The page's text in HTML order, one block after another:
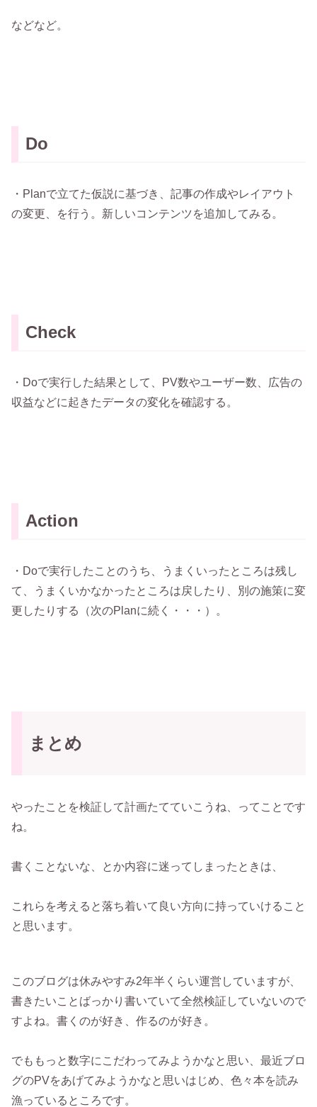
などなど。
Do
・Planで立てた仮説に基づき、記事の作成やレイアウト
の変更、を行う。新しいコンテンツを追加してみる。
Check
・Doで実行した結果として、PV数やユーザー数、広告の
収益などに起きたデータの変化を確認する。
Action
・Doで実行したことのうち、うまくいったところは残し
て、うまくいかなかったところは戻したり、別の施策に変
更したりする（次のPlanに続く・・・）。
まとめ
やったことを検証して計画たてていこうね、ってことです
ね。
書くことないな、とか内容に迷ってしまったときは、
これらを考えると落ち着いて良い方向に持っていけること
と思います。
このブログは休みやすみ2年半くらい運営していますが、
書きたいことばっかり書いていて全然検証していないので
すよね。書くのが好き、作るのが好き。
でももっと数字にこだわってみようかなと思い、最近ブロ
グのPVをあげてみようかなと思いはじめ、色々本を読み
漁っているところです。